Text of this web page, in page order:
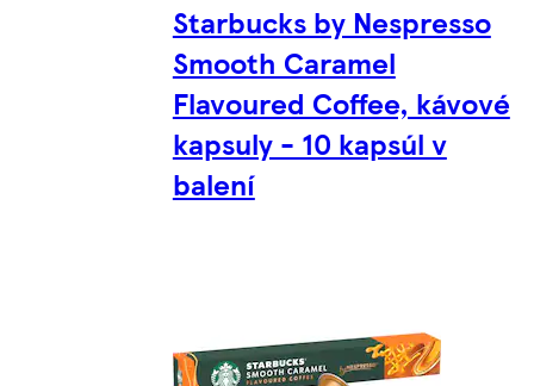
Starbucks by Nespresso
Smooth Caramel
Flavoured Coffee, kávové
kapsuly - 10 kapsúl v
balení